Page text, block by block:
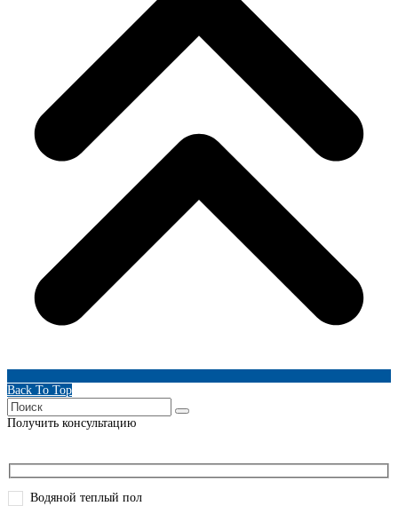
Back To Top
Получить консультацию
Водяной теплый пол